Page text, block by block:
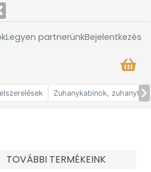
Legyen partnerünkBejelentkezés
Zuhanykabinok,
TOVÁBBI TERMÉKEINK